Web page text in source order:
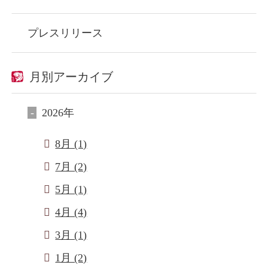
プレスリリース
月別アーカイブ
2026年
8月 (1)
7月 (2)
5月 (1)
4月 (4)
3月 (1)
1月 (2)